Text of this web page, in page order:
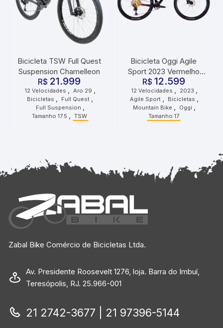
Bicicleta TSW Full Quest
Suspension Chamelleon
R$ 21.999
12 Velocidades , Aro 29 ,
Bicicletas , Full Quest ,
Full Suspension ,
Tamanho 17.5 , TSW
Bicicleta Oggi Agile
Sport 2023 Vermelho
Preto
R$ 12.599
12 Velocidades , 2023 ,
Agile Sport , Bicicletas ,
Mountain Bike , Oggi ,
Tamanho 17
Zabal Bike Comércio de Bicicletas Ltda.
Av. Presidente Roosevelt 1276, loja. Barra do Imbuí,
Teresópolis, RJ. 25.966-001
21 2742-3677 | 21 97396-5144